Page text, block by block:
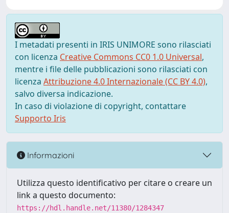
I metadati presenti in IRIS UNIMORE sono rilasciati
con licenza Creative Commons CC0 1.0 Universal,
mentre i file delle pubblicazioni sono rilasciati con
licenza Attribuzione 4.0 Internazionale (CC BY 4.0),
salvo diversa indicazione.
In caso di violazione di copyright, contattare
Supporto Iris
Informazioni
Utilizza questo identificativo per citare o creare un
link a questo documento:
https://hdl.handle.net/11380/1284347